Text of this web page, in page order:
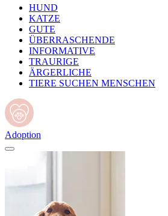
HUND
KATZE
GUTE
ÜBERRASCHENDE
INFORMATIVE
TRAURIGE
ÄRGERLICHE
TIERE SUCHEN MENSCHEN
Adoption